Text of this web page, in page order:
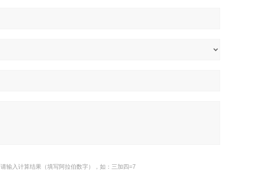
请输入计算结果（填写阿拉伯数字），如：三加四=7